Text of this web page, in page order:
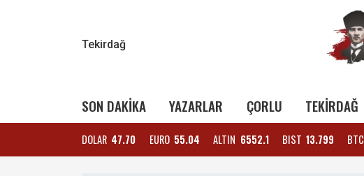
Tekirdağ
SON DAKİKA YAZARLAR ÇORLU TEKİRDAĞ
DOLAR 47.70 EURO 55.04 ALTIN 6552.1 BIST 13.799 BTC